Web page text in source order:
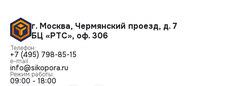
г. Москва, Чермянский проезд, д. 7
БЦ «РТС», оф. 306
Телефон:
+7 (495) 798-85-15
e-mail
info@sikopora.ru
Режим работы:
09:00 - 18:00